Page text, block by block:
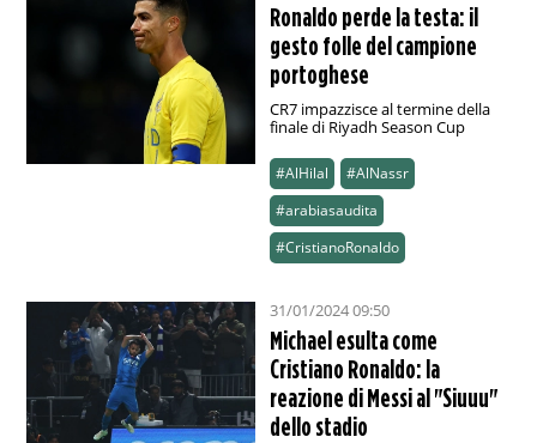
Ronaldo perde la testa: il
gesto folle del campione
portoghese
CR7 impazzisce al termine della
finale di Riyadh Season Cup
#AlHilal
#AlNassr
#arabiasaudita
#CristianoRonaldo
31/01/2024 09:50
Michael esulta come
Cristiano Ronaldo: la
reazione di Messi al "Siuuu"
dello stadio